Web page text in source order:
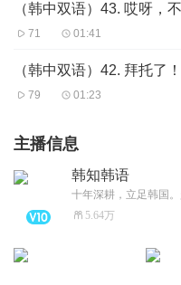
| 韩国外教1:1口语会话 |
站式韩国留学服务
中高级20小时TOPIK备考
快来一起做考前最后的冲
老师除了会带着做真题
陷阱题、写作要领、
把白送出去的基本分数都
（韩中双语）43. 哎呀，
71 01:41
（韩中双语）42. 拜托了！
79 01:23
主播信息
韩知韩语
5.64万